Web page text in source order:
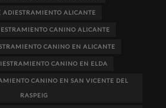
ADIESTRAMIENTO ALICANTE
CANINO ALICANTE
CANINO EN ALICANTE
CANINO EN ELDA
CANINO EN SAN VICENTE DEL
RASPEIG